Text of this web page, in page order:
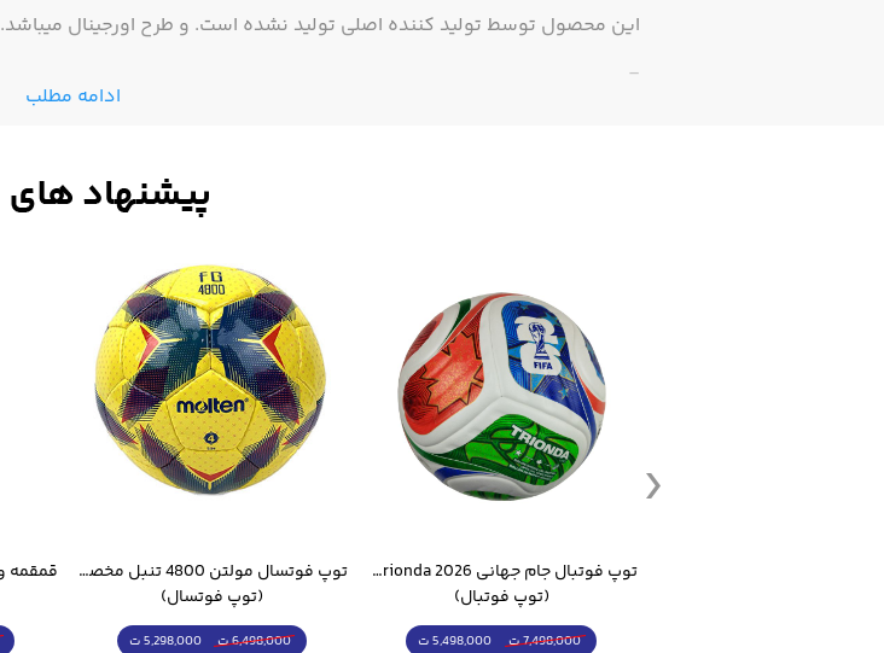
این محصول توسط تولید کننده اصلی تولید نشده است. و طرح اورجینال میباشد.
-
ادامه مطلب
توپ فوتبال جام جهانی 2026 Trionda مشابه اورجینال
(توپ فوتبال)
7,498,000 ت 5,498,000 ت
توپ فوتسال مولتن 4800 تنبل مخصوص سالن
(توپ فوتسال)
6,498,000 ت 5,298,000 ت